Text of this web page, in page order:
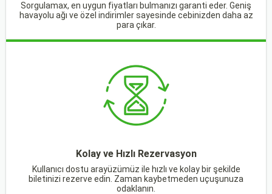
Sorgulamax, en uygun fiyatları bulmanızı garanti eder. Geniş
havayolu ağı ve özel indirimler sayesinde cebinizden daha az
para çıkar.
Kolay ve Hızlı Rezervasyon
Kullanıcı dostu arayüzümüz ile hızlı ve kolay bir şekilde
biletinizi rezerve edin. Zaman kaybetmeden uçuşunuza
odaklanın.